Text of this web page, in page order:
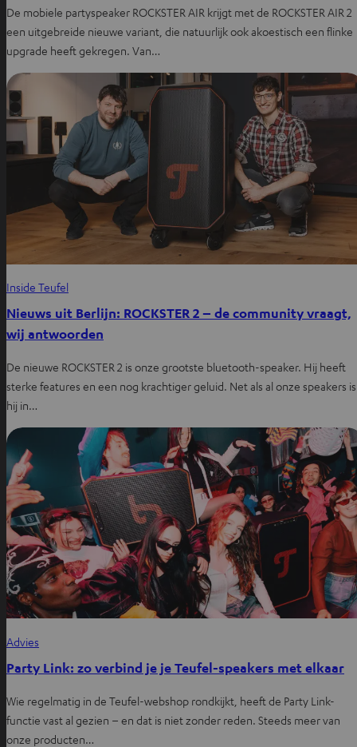
De mobiele partyspeaker ROCKSTER AIR krijgt met de ROCKSTER AIR 2
een uitgebreide nieuwe variant, die natuurlijk ook akoestisch een flinke
upgrade heeft gekregen. Van…
Inside Teufel
Nieuws uit Berlijn: ROCKSTER 2 – de community vraagt,
wij antwoorden
De nieuwe ROCKSTER 2 is onze grootste bluetooth-speaker. Hij heeft
sterke features en een nog krachtiger geluid. Net als al onze speakers is
hij in…
Advies
Party Link: zo verbind je je Teufel-speakers met elkaar
Wie regelmatig in de Teufel-webshop rondkijkt, heeft de Party Link-
functie vast al gezien – en dat is niet zonder reden. Steeds meer van
onze producten…